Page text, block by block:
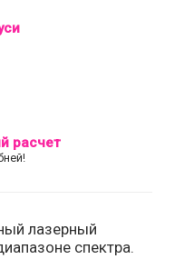
расчет
лазерный
спектра.